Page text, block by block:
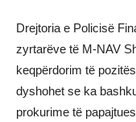
Drejtoria e Policisë
zyrtarëve të M-NAV
keqpërdorim të
dyshohet se ka
prokurime të